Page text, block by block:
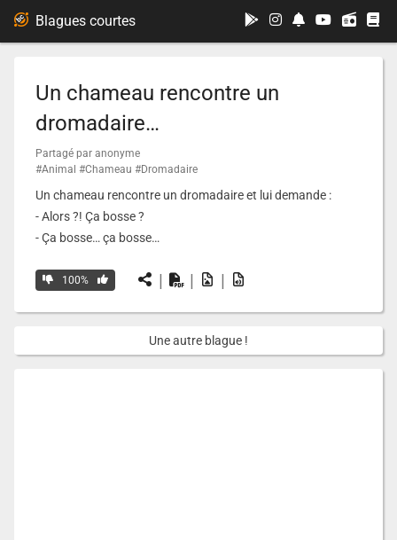
Un chameau rencontre un
dromadaire…
Partagé par anonyme
#Animal #Chameau #Dromadaire
Un chameau rencontre un dromadaire et lui demande :
- Alors ?! Ça bosse ?
- Ça bosse… ça bosse…
100% | | |
Une autre blague !
Blagues courtes